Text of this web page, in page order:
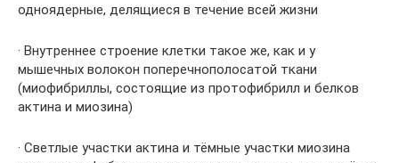
одноядерные, делящиеся в течение всей жизни
· Внутреннее строение клетки такое же, как и у
мышечных волокон поперечнополосатой ткани
(миофибриллы, состоящие из протофибрилл и белков
актина и миозина)
· Светлые участки актина и тёмные участки миозина